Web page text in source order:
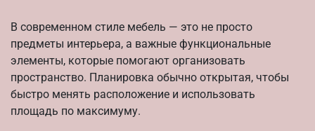
В современном стиле мебель — это не просто
предметы интерьера, а важные функциональные
элементы, которые помогают организовать
пространство. Планировка обычно открытая, чтобы
быстро менять расположение и использовать
площадь по максимуму.